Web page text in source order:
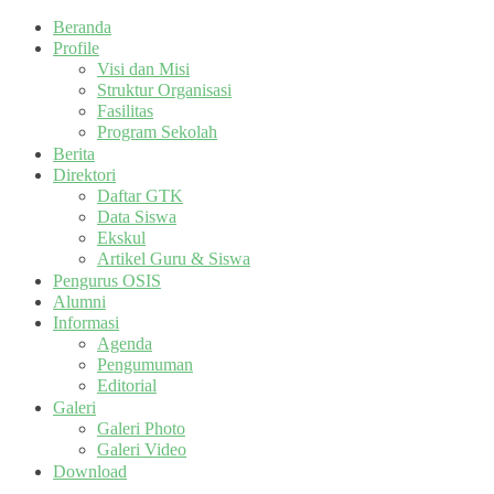
Beranda
Profile
Visi dan Misi
Struktur Organisasi
Fasilitas
Program Sekolah
Berita
Direktori
Daftar GTK
Data Siswa
Ekskul
Artikel Guru & Siswa
Pengurus OSIS
Alumni
Informasi
Agenda
Pengumuman
Editorial
Galeri
Galeri Photo
Galeri Video
Download